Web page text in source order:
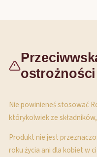
ostrożności
Nie powinieneś stosować
którykolwiek ze
Produkt nie jest
roku życia ani dla kobiet w